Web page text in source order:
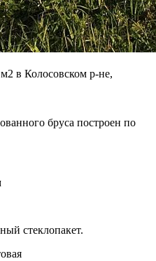
в Колосовском р-не,
бруса построен по
стеклопакет.